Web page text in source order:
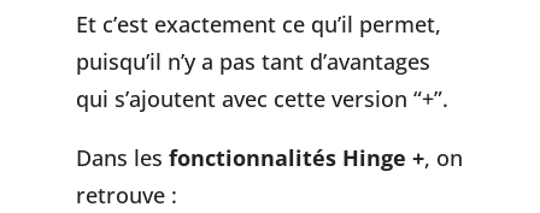
Et c’est exactement ce qu’il permet,
puisqu’il n’y a pas tant d’avantages
qui s’ajoutent avec cette version “+”.
Dans les fonctionnalités Hinge +, on
retrouve :